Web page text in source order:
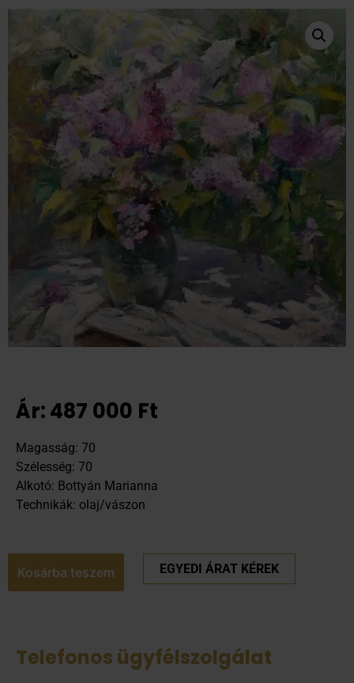
Ár:487 000 Ft
Magasság: 70
Szélesség: 70
Alkotó: Bottyán Marianna
Technikák: olaj/vászon
Kosárba teszem EGYEDI ÁRAT KÉREK
Telefonos ügyfélszolgálat